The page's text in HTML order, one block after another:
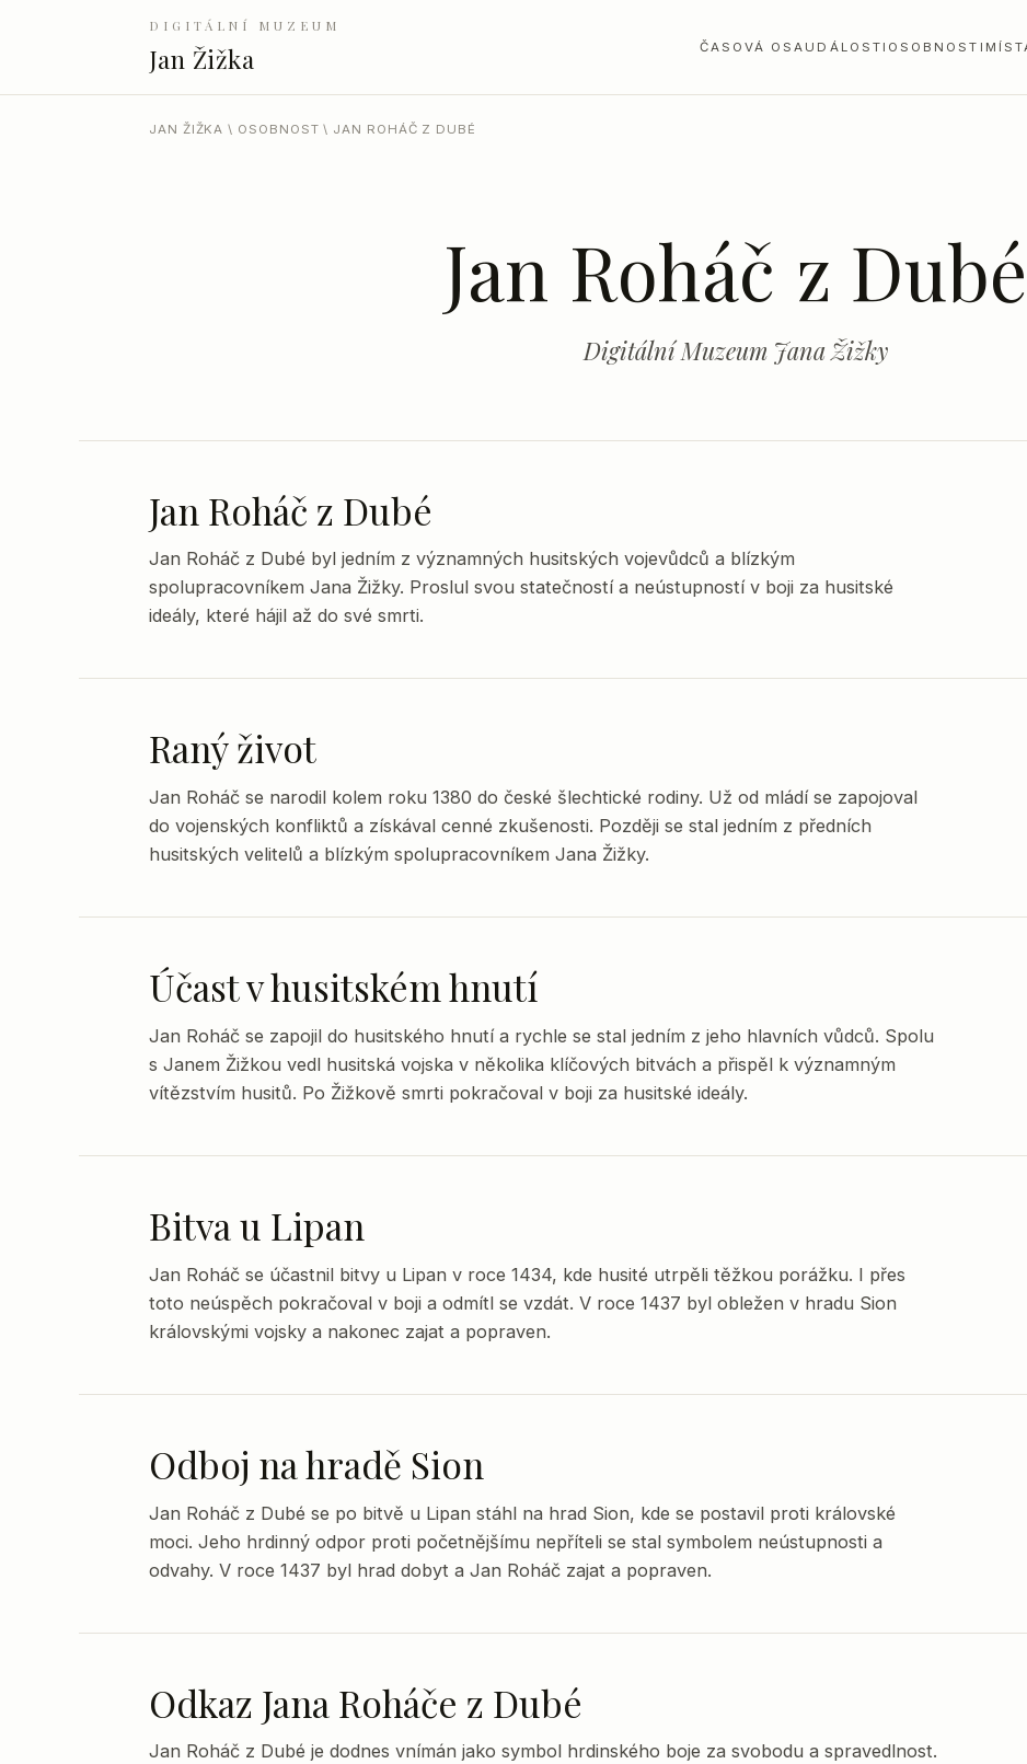
DIGITÁLNÍ MUZEUM
Jan Žižka ČASOVÁ OSA UDÁLOSTI OSOBNOSTI
JAN ŽIŽKA \ OSOBNOST \ JAN ROHÁČ Z DUBÉ
Jan Roháč z Dubé
Digitální Muzeum Jana Žižky
Jan Roháč z Dubé
Jan Roháč z Dubé byl jedním z významných husitských vojevůdců a blízkým
spolupracovníkem Jana Žižky. Proslul svou statečností a neústupností v boji za husitské
ideály, které hájil až do své smrti.
Raný život
Jan Roháč se narodil kolem roku 1380 do české šlechtické rodiny. Už od mládí se zapojoval
do vojenských konfliktů a získával cenné zkušenosti. Později se stal jedním z předních
husitských velitelů a blízkým spolupracovníkem Jana Žižky.
Účast v husitském hnutí
Jan Roháč se zapojil do husitského hnutí a rychle se stal jedním z jeho hlavních vůdců. Spolu
s Janem Žižkou vedl husitská vojska v několika klíčových bitvách a přispěl k významným
vítězstvím husitů. Po Žižkově smrti pokračoval v boji za husitské ideály.
Bitva u Lipan
Jan Roháč se účastnil bitvy u Lipan v roce 1434, kde husité utrpěli těžkou porážku. I přes
toto neúspěch pokračoval v boji a odmítl se vzdát. V roce 1437 byl obležen v hradu Sion
královskými vojsky a nakonec zajat a popraven.
Odboj na hradě Sion
Jan Roháč z Dubé se po bitvě u Lipan stáhl na hrad Sion, kde se postavil proti královské
moci. Jeho hrdinný odpor proti početnějšímu nepříteli se stal symbolem neústupnosti a
odvahy. V roce 1437 byl hrad dobyt a Jan Roháč zajat a popraven.
Odkaz Jana Roháče z Dubé
Jan Roháč z Dubé je dodnes vnímán jako symbol hrdinského boje za svobodu a spravedlnost.